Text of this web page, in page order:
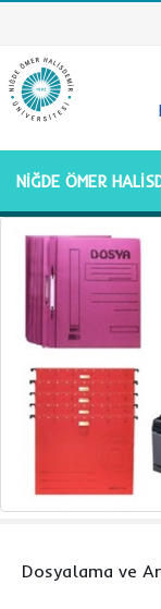
NİĞDE ÖMER
Dosyalama ve